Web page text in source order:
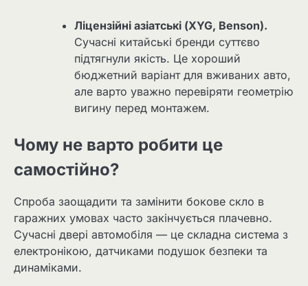
Ліцензійні азіатські (XYG, Benson).
Сучасні китайські бренди суттєво
підтягнули якість. Це хороший
бюджетний варіант для вживаних авто,
але варто уважно перевіряти геометрію
вигину перед монтажем.
Чому не варто робити це
самостійно?
Спроба заощадити та замінити бокове скло в
гаражних умовах часто закінчується плачевно.
Сучасні двері автомобіля — це складна система з
електронікою, датчиками подушок безпеки та
динаміками.